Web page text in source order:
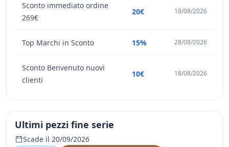
Sconto immediato ordine
269€
20€ 18/08/2026
Top Marchi in Sconto 15% 28/08/2026
Sconto Benvenuto nuovi
clienti
10€ 18/08/2026
Ultimi pezzi fine serie
Scade il 20/09/2026